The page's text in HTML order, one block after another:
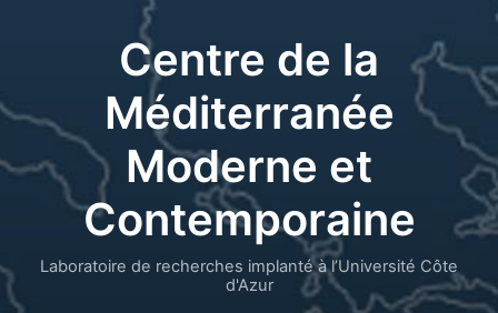
Centre de la
Méditerranée
Moderne et
Contemporaine
Laboratoire de recherches implanté à l’Université Côte
d'Azur